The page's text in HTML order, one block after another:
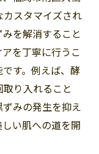
点
要性
ヒント
効果
プローチ福岡
スタマイズされ
を解消すること
を丁寧に行うこ
す。例えば、酵
り入れること
みの発生を抑え
い肌への道を開